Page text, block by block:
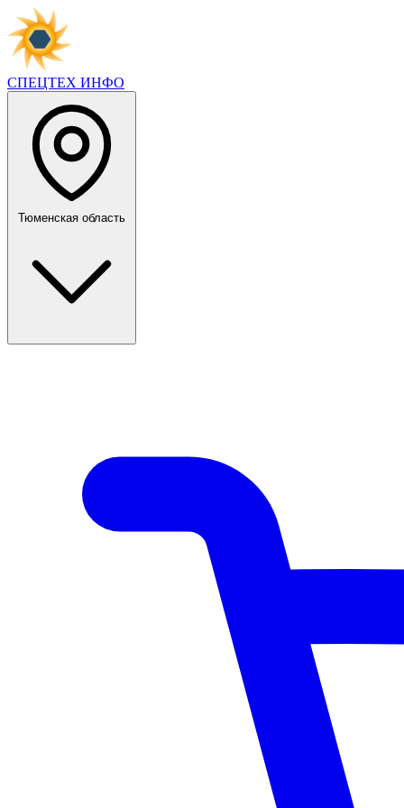
СПЕЦТЕХ ИНФО
Тюменская область